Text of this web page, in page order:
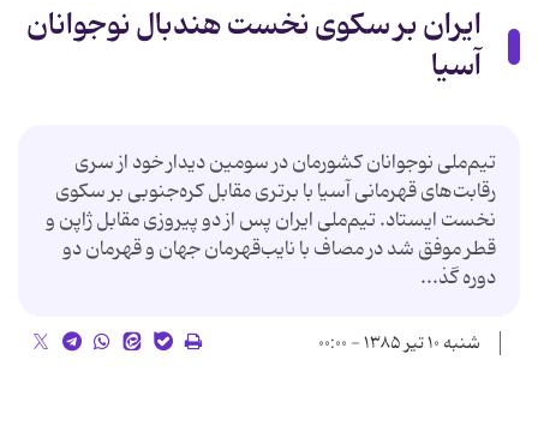
ایران بر سكوی نخست هندبال نوجوانان
آسیا
تیم‌ملی نوجوانان كشورمان در سومین دیدار خود از سری
رقابت‌های قهرمانی آسیا با برتری مقابل كره‌جنوبی بر سكوی
نخست ایستاد. تیم‌ملی ایران پس از دو پیروزی مقابل ژاپن و
قطر موفق شد در مصاف با نایب‌قهرمان جهان و قهرمان دو
دوره گذ...
شنبه ۱۰ تیر ۱۳۸۵ - ۰۰:۰۰